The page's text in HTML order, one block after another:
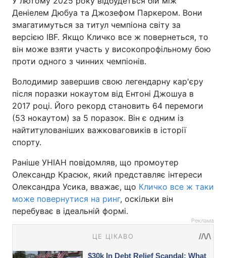
Деніелем Дюбуа та Джозефом Паркером. Вони
змагатимуться за титул чемпіона світу за
версією IBF. Якщо Кличко все ж повернеться, то
він може взяти участь у високопрофільному бою
проти одного з чинних чемпіонів.
Володимир завершив свою легендарну кар'єру
після поразки нокаутом від Ентоні Джошуа в
2017 році. Його рекорд становить 64 перемоги
(53 нокаутом) за 5 поразок. Він є одним із
найтитулованіших важковаговиків в історії
спорту.
Раніше УНІАН повідомляв, що промоутер
Олександр Красюк, який представляє інтереси
Олександра Усика, вважає, що Кличко все ж таки
може повернутися на ринг, оскільки він
перебуває в ідеальній формі.
Реклама